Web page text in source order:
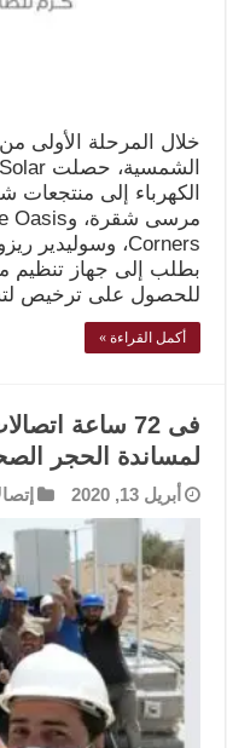
خلال المرحلة الأولى
الكهرباء إلى
بطلب إلى جهاز تنظيم
للحصول على ترخيص
أكمل القراءة »
فى 72 ساعة
لمساندة الحجر
أبريل 13, 2020